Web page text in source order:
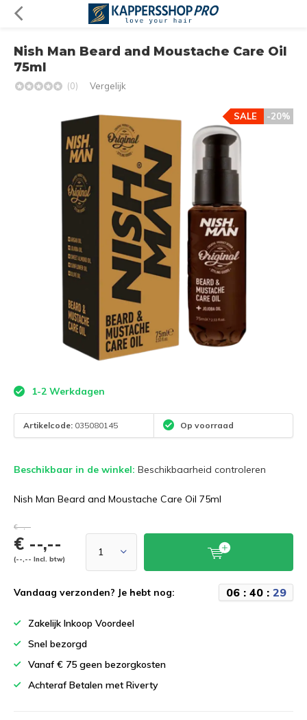
Nish Man Beard and Moustache Care Oil
75ml
(0) Vergelijk
-20%
SALE
1-2 Werkdagen
Artikelcode: 035080145 Op voorraad
Beschikbaar in de winkel: Beschikbaarheid controleren
Nish Man Beard and Moustache Care Oil 75ml
€--,--
€ --,--
(--,-- Incl. btw)
Vandaag verzonden? Je hebt nog: 06: 40: 28
Zakelijk Inkoop Voordeel
Snel bezorgd
Vanaf € 75 geen bezorgkosten
Achteraf Betalen met Riverty